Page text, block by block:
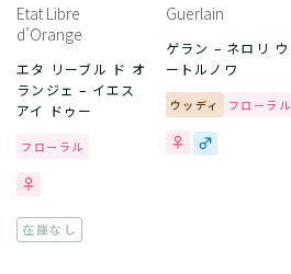
Etat Libre
d’Orange
エタ リーブル ド オ
ランジェ – イエス
アイ ドゥー
フローラル
在庫なし
Guerlain
ゲラン – ネロリ ウ
ートルノワ
ウッディ フローラル